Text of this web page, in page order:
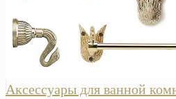
Аксессуары для ванной